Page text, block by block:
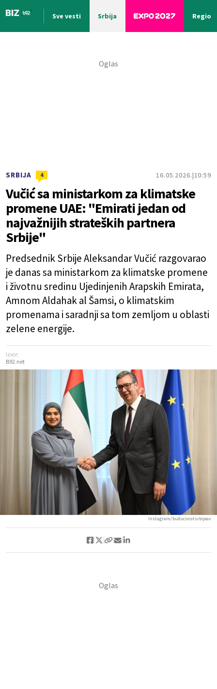
Sve vesti Srbija Region
SRBIJA 4 16.05.2026. 10:59
Vučić sa ministarkom za klimatske
promene UAE: "Emirati jedan od
najvažnijih strateških partnera
Srbije"
Predsednik Srbije Aleksandar Vučić razgovarao
je danas sa ministarkom za klimatske promene
i životnu sredinu Ujedinjenih Arapskih Emirata,
Amnom Aldahak al Šamsi, o klimatskim
promenama i saradnji sa tom zemljom u oblasti
zelene energije.
Izvor:
B92.net
Instagram/buducnostsrbijeav